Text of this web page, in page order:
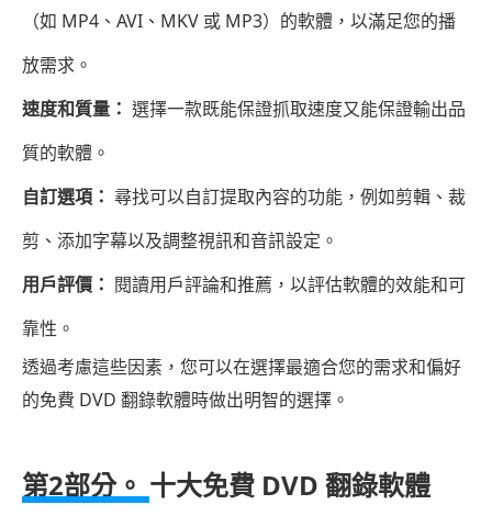
錄
體
第
2
分：
十
免
DVD
翻
體
（如 MP4、AVI、MKV 或 MP3）的軟體，以滿足您的播
放需求。
速度和質量： 選擇一款既能保證抓取速度又能保證輸出品
質的軟體。
自訂選項： 尋找可以自訂提取內容的功能，例如剪輯、裁
剪、添加字幕以及調整視訊和音訊設定。
用戶評價： 閱讀用戶評論和推薦，以評估軟體的效能和可
靠性。
透過考慮這些因素，您可以在選擇最適合您的需求和偏好
的免費 DVD 翻錄軟體時做出明智的選擇。
第2部分。 十大免費 DVD 翻錄軟體